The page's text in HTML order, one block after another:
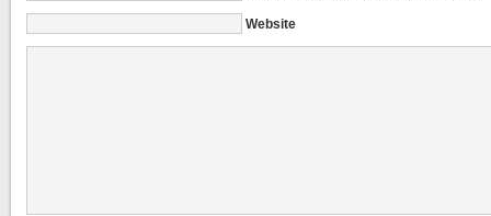
Website